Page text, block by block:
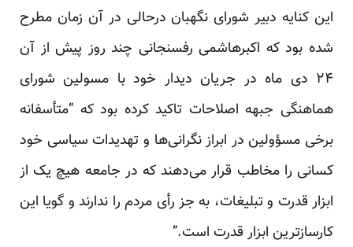
این کنایه دبیر شورای نگهبان درحالی در آن زمان مطرح
شده بود که اکبرهاشمی رفسنجانی چند روز پیش از آن
۲۴ دی ماه در جریان دیدار خود با مسولین شورای
هماهنگی جبهه اصلاحات تاکید کرده بود که “متأسفانه
برخی مسؤولین در ابراز نگرانی‌ها و تهدیدات سیاسی خود
کسانی را مخاطب قرار می‌دهند که در جامعه هیچ یک از
ابزار قدرت و تبلیغات، به جز رأی مردم را ندارند و گویا این
کارسازترین ابزار قدرت است.”